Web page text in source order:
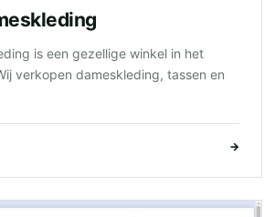
is een gezellige winkel in het
verkopen dameskleding, tassen en
→